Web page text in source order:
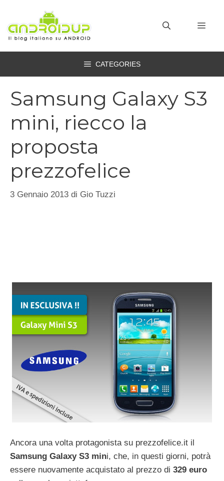
contenuto
CATEGORIES
Samsung Galaxy S3
mini, riecco la
proposta
prezzofelice
3 Gennaio 2013 di Gio Tuzzi
Ancora una volta protagonista su prezzofelice.it il
Samsung Galaxy S3 mini, che, in questi giorni, potrà
essere nuovamente acquistato al prezzo di 329 euro